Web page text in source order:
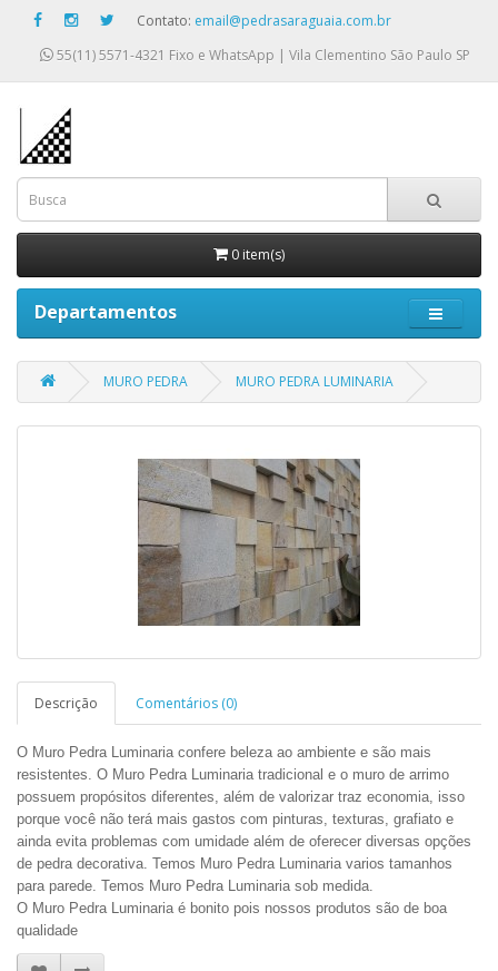
Contato: email@pedrasaraguaia.com.br
55(11) 5571-4321 Fixo e WhatsApp | Vila Clementino São Paulo SP
0 item(s)
Departamentos
MURO PEDRA MURO PEDRA LUMINARIA
Descrição Comentários (0)
O Muro Pedra Luminaria confere beleza ao ambiente e são mais
resistentes. O Muro Pedra Luminaria tradicional e o muro de arrimo
possuem propósitos diferentes, além de valorizar traz economia, isso
porque você não terá mais gastos com pinturas, texturas, grafiato e
ainda evita problemas com umidade além de oferecer diversas opções
de pedra decorativa. Temos Muro Pedra Luminaria varios tamanhos
para parede. Temos Muro Pedra Luminaria sob medida.
O Muro Pedra Luminaria é bonito pois nossos produtos são de boa
qualidade